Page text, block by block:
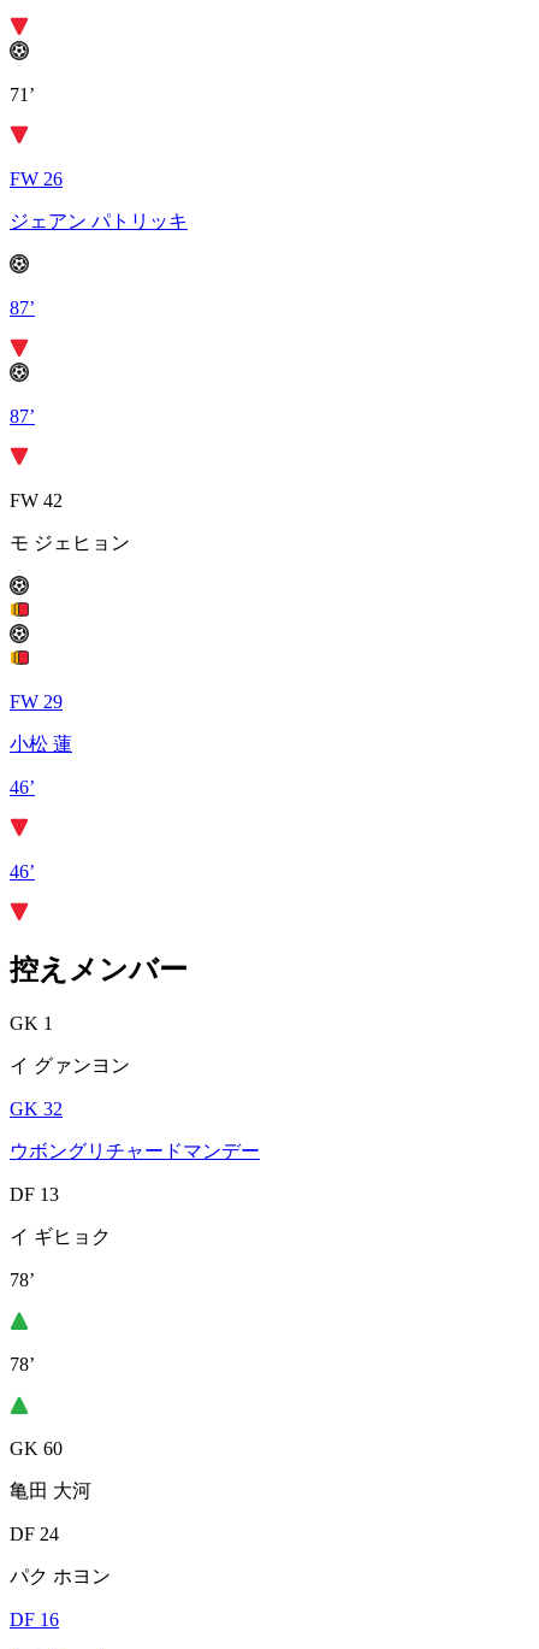
71’
FW 26
ジェアン パトリッキ
87’
87’
FW 42
モ ジェヒョン
FW 29
小松 蓮
46’
46’
控えメンバー
GK 1
イ グァンヨン
GK 32
ウボングリチャードマンデー
DF 13
イ ギヒョク
78’
78’
GK 60
亀田 大河
DF 24
パク ホヨン
DF 16